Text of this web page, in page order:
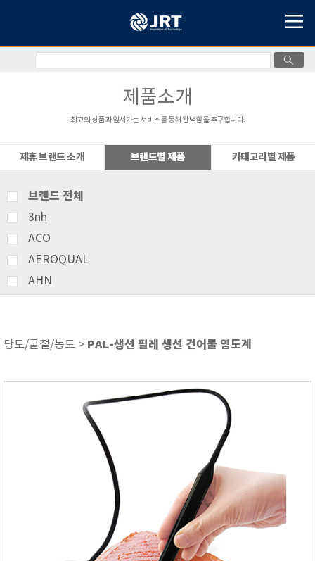
제품소개
최고의 상품과 앞서가는 서비스를 통해 완벽함을 추구합니다.
제휴 브랜드 소개 브랜드별 제품 카테고리별 제품
브랜드 전체
3nh
ACO
AEROQUAL
AHN
ATAGO
Bellingham+Stanley
BROOKFIELD
CIRRUS Research
DRAGER (드레가)
당도/굴절/농도 > PAL-생선 필레 생선 건어물 염도계